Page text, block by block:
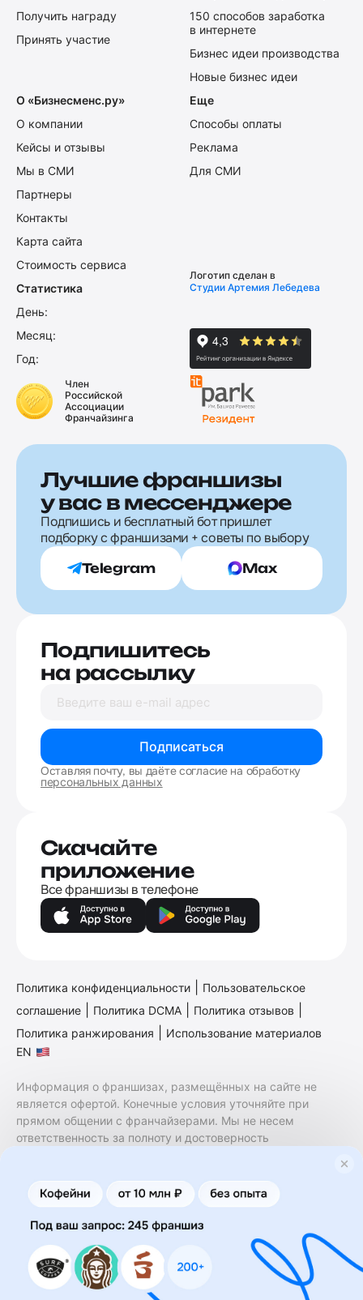
Получить награду
Принять участие
150 способов заработка
в интернете
Бизнес идеи производства
Новые бизнес идеи
О «Бизнесменс.ру»
О компании
Кейсы и отзывы
Мы в СМИ
Партнеры
Контакты
Карта сайта
Стоимость сервиса
Еще
Способы оплаты
Реклама
Для СМИ
Статистика
День:
Месяц:
Год:
Логотип сделан в
Студии Артемия Лебедева
Член
Российской
Ассоциации
Франчайзинга
Лучшие франшизы
у вас в мессенджере
Подпишись и бесплатный бот пришлет
подборку с франшизами + советы по выбору
Telegram Max
Подпишитесь
на рассылку
Подписаться
Оставляя почту, вы даёте согласие на обработку
персональных данных
Скачайте
приложение
Все франшизы в телефоне
Политика конфиденциальности
Пользовательское
соглашение
Политика DCMA Политика отзывов
Политика ранжирования
Использование материалов
EN
Информация о франшизах, размещённых на сайте не
является офертой. Конечные условия уточняйте при
прямом общении с франчайзерами. Мы не несем
ответственность за полноту и достоверность
финансовые услуги. Заключение договоров
коммерческой концессии (франчайзинга) осуществляется
правообладателями/их представителями. Бизнесменс.ру
не является посредником или представителем
правообладателя и не несет ответственность за условия
предоставления франшизы и действия лиц,
осуществленные на основании информации, имеющейся